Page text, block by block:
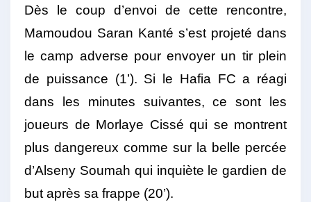
Dès le coup d’envoi de cette rencontre,
Mamoudou Saran Kanté s’est projeté dans
le camp adverse pour envoyer un tir plein
de puissance (1’). Si le Hafia FC a réagi
dans les minutes suivantes, ce sont les
joueurs de Morlaye Cissé qui se montrent
plus dangereux comme sur la belle percée
d’Alseny Soumah qui inquiète le gardien de
but après sa frappe (20’).